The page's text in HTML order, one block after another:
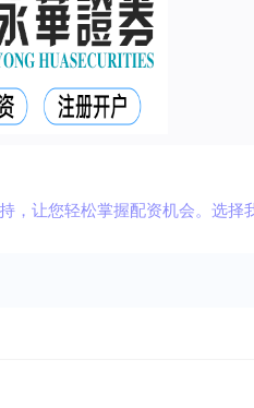
让您轻松掌握配资机会。选择